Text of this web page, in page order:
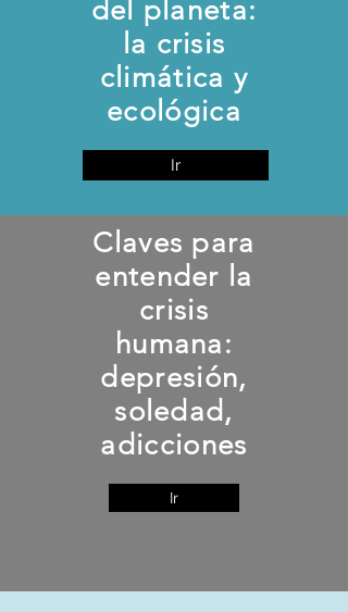
del planeta:
la crisis
climática y
ecológica
Ir
Claves para
entender la
crisis
humana:
depresión,
soledad,
adicciones
Ir